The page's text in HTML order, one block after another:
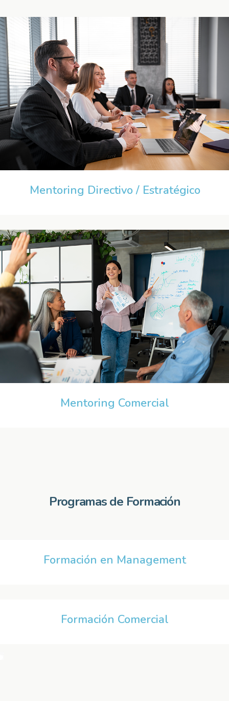
Mentoring Directivo / Estratégico
Mentoring Comercial
Programas de Formación
Formación en Management
Formación Comercial